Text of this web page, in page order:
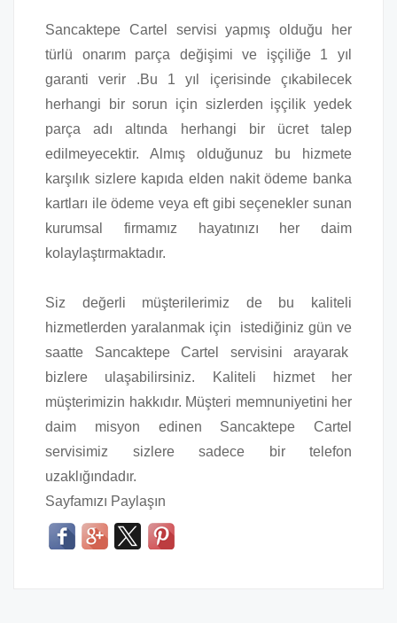
Sancaktepe Cartel servisi yapmış olduğu her
türlü onarım parça değişimi ve işçiliğe 1 yıl
garanti verir .Bu 1 yıl içerisinde çıkabilecek
herhangi bir sorun için sizlerden işçilik yedek
parça adı altında herhangi bir ücret talep
edilmeyecektir. Almış olduğunuz bu hizmete
karşılık sizlere kapıda elden nakit ödeme banka
kartları ile ödeme veya eft gibi seçenekler sunan
kurumsal firmamız hayatınızı her daim
kolaylaştırmaktadır.
Siz değerli müşterilerimiz de bu kaliteli
hizmetlerden yaralanmak için istediğiniz gün ve
saatte Sancaktepe Cartel servisini arayarak
bizlere ulaşabilirsiniz. Kaliteli hizmet her
müşterimizin hakkıdır. Müşteri memnuniyetini her
daim misyon edinen Sancaktepe Cartel
servisimiz sizlere sadece bir telefon
uzaklığındadır.
Sayfamızı Paylaşın